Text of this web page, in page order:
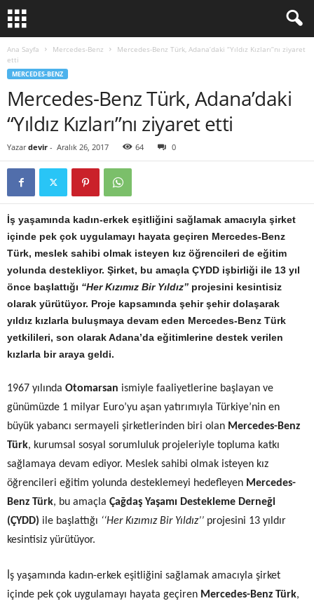
Ana Sayfa Mercedes-Benz
Mercedes-Benz Türk, Adana’daki “Yıldız Kızları”nı ziyaret
etti
MERCEDES-BENZ
Mercedes-Benz Türk, Adana’daki
“Yıldız Kızları”nı ziyaret etti
Yazar devir - Aralık 26, 2017 64 0
İş yaşamında kadın-erkek eşitliğini sağlamak amacıyla şirket
içinde pek çok uygulamayı hayata geçiren Mercedes-Benz
Türk, meslek sahibi olmak isteyen kız öğrencileri de eğitim
yolunda destekliyor. Şirket, bu amaçla ÇYDD işbirliği ile 13 yıl
önce başlattığı ‘‘Her Kızımız Bir Yıldız’’ projesini kesintisiz
olarak yürütüyor. Proje kapsamında şehir şehir dolaşarak
yıldız kızlarla buluşmaya devam eden Mercedes-Benz Türk
yetkilileri, son olarak Adana’da eğitimlerine destek verilen
kızlarla bir araya geldi.
1967 yılında Otomarsan ismiyle faaliyetlerine başlayan ve
günümüzde 1 milyar Euro’yu aşan yatırımıyla Türkiye’nin en
büyük yabancı sermayeli şirketlerinden biri olan Mercedes-Benz
Türk, kurumsal sosyal sorumluluk projeleriyle topluma katkı
sağlamaya devam ediyor. Meslek sahibi olmak isteyen kız
öğrencileri eğitim yolunda desteklemeyi hedefleyen Mercedes-
Benz Türk, bu amaçla Çağdaş Yaşamı Destekleme Derneği
(ÇYDD) ile başlattığı ‘‘Her Kızımız Bir Yıldız’’ projesini 13 yıldır
kesintisiz yürütüyor.
İş yaşamında kadın-erkek eşitliğini sağlamak amacıyla şirket
içinde pek çok uygulamayı hayata geçiren Mercedes-Benz Türk,